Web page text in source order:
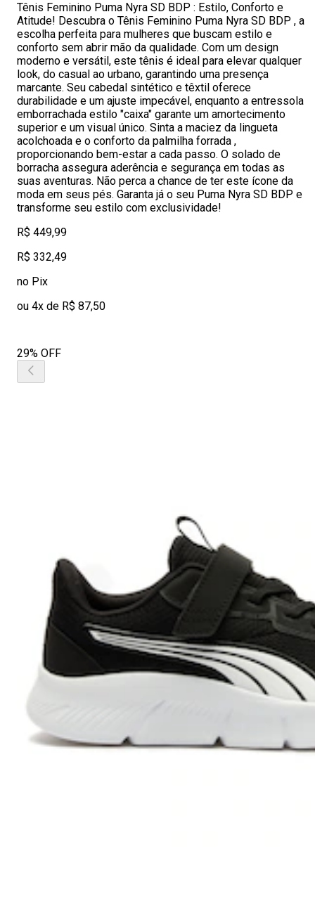
Tênis Feminino Puma Nyra SD BDP : Estilo, Conforto e
Atitude! Descubra o Tênis Feminino Puma Nyra SD BDP , a
escolha perfeita para mulheres que buscam estilo e
conforto sem abrir mão da qualidade. Com um design
moderno e versátil, este tênis é ideal para elevar qualquer
look, do casual ao urbano, garantindo uma presença
marcante. Seu cabedal sintético e têxtil oferece
durabilidade e um ajuste impecável, enquanto a entressola
emborrachada estilo "caixa" garante um amortecimento
superior e um visual único. Sinta a maciez da lingueta
acolchoada e o conforto da palmilha forrada ,
proporcionando bem-estar a cada passo. O solado de
borracha assegura aderência e segurança em todas as
suas aventuras. Não perca a chance de ter este ícone da
moda em seus pés. Garanta já o seu Puma Nyra SD BDP e
transforme seu estilo com exclusividade!
R$ 449,99
R$ 332,49
no Pix
ou 4x de R$ 87,50
29% OFF